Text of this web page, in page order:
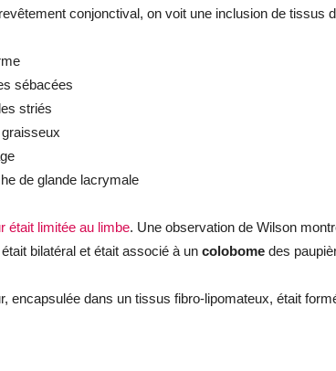
conjonctival, on voit une inclusion de tissus
sébacées
striés
de glande lacrymale
était limitée au limbe. Une observation de Wilson
bilatéral et était associé à un colobome des
encapsulée dans un tissus fibro-lipomateux, était